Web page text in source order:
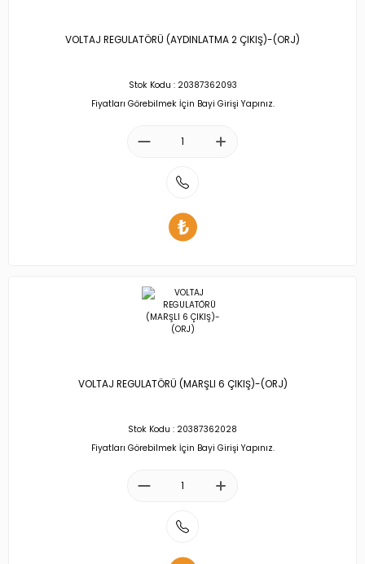
VOLTAJ REGULATÖRÜ (AYDINLATMA 2 ÇIKIŞ)-(ORJ)
Stok Kodu : 20387362093
Fiyatları Görebilmek İçin Bayi Girişi Yapınız.
VOLTAJ REGULATÖRÜ (MARŞLI 6 ÇIKIŞ)-(ORJ)
Stok Kodu : 20387362028
Fiyatları Görebilmek İçin Bayi Girişi Yapınız.